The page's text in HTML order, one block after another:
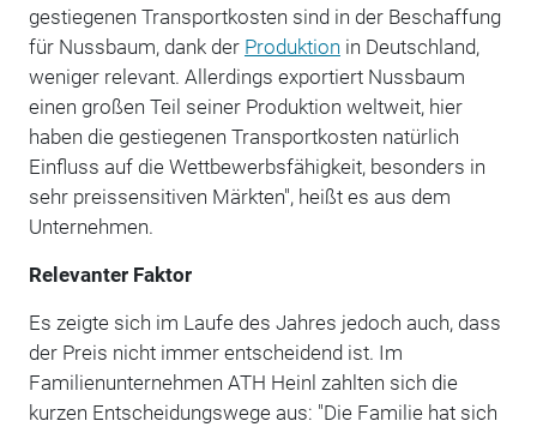
gestiegenen Transportkosten sind in der Beschaffung
für Nussbaum, dank der Produktion in Deutschland,
weniger relevant. Allerdings exportiert Nussbaum
einen großen Teil seiner Produktion weltweit, hier
haben die gestiegenen Transportkosten natürlich
Einfluss auf die Wettbewerbsfähigkeit, besonders in
sehr preissensitiven Märkten", heißt es aus dem
Unternehmen.
Relevanter Faktor
Es zeigte sich im Laufe des Jahres jedoch auch, dass
der Preis nicht immer entscheidend ist. Im
Familienunternehmen ATH Heinl zahlten sich die
kurzen Entscheidungswege aus: "Die Familie hat sich